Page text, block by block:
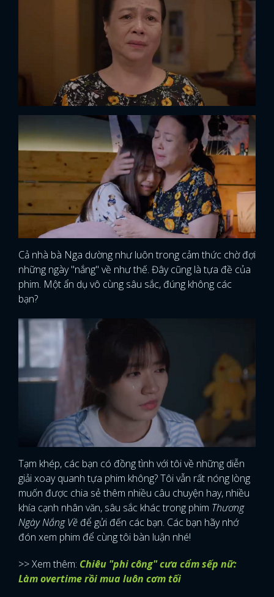
Cả nhà bà Nga dường như luôn trong cảm thức chờ đợi
những ngày "nắng" về như thế. Đây cũng là tựa đề của
phim. Một ẩn dụ vô cùng sâu sắc, đúng không các
bạn?
Tạm khép, các bạn có đồng tình với tôi về những diễn
giải xoay quanh tựa phim không? Tôi vẫn rất nóng lòng
muốn được chia sẻ thêm nhiều câu chuyện hay, nhiều
khía cạnh nhân văn, sâu sắc khác trong phim Thương
Ngày Nắng Về để gửi đến các bạn. Các bạn hãy nhớ
đón xem phim để cùng tôi bàn luận nhé!
>> Xem thêm: Chiêu "phi công" cưa cẩm sếp nữ:
Làm overtime rồi mua luôn cơm tối